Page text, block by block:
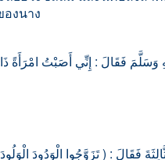
งนาง
وَسَلَّمَ فَقَالَ : إِنِّي أَصَبْتُ امْرَأَةً